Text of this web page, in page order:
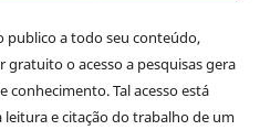
publico a todo seu conteúdo,
o acesso a pesquisas gera
Tal acesso está
e citação do trabalho de um